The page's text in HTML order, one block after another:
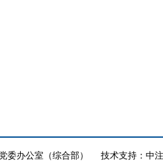
委办公室（综合部） 技术支持：中